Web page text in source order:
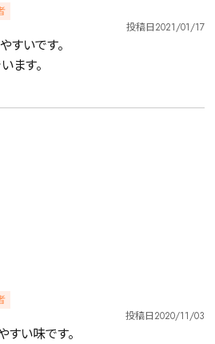
投稿日2021/01/17
すいです。
ます。
投稿日2020/11/03
すい味です。